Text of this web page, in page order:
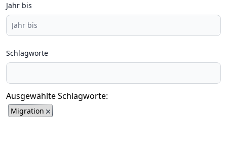
Jahr bis
Schlagworte
Ausgewählte Schlagworte:
Migration